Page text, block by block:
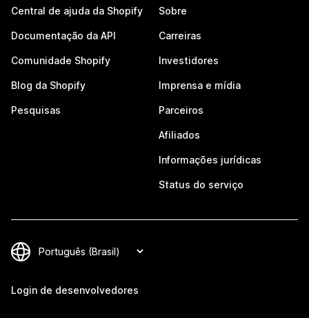
Central de ajuda da Shopify
Documentação da API
Comunidade Shopify
Blog da Shopify
Pesquisas
Sobre
Carreiras
Investidores
Imprensa e mídia
Parceiros
Afiliados
Informações jurídicas
Status do serviço
Login de desenvolvedores